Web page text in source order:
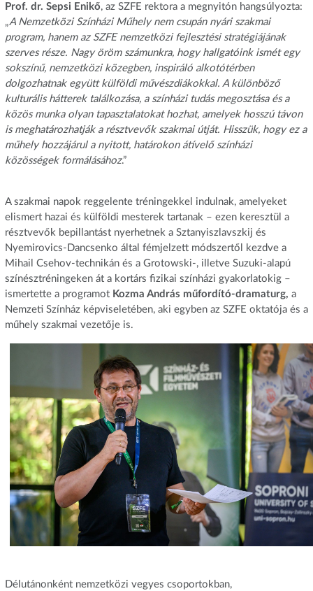
Prof. dr. Sepsi Enikő, az SZFE rektora a megnyitón hangsúlyozta:
„A Nemzetközi Színházi Műhely nem csupán nyári szakmai
program, hanem az SZFE nemzetközi fejlesztési stratégiájának
szerves része. Nagy öröm számunkra, hogy hallgatóink ismét egy
sokszínű, nemzetközi közegben, inspiráló alkotótérben
dolgozhatnak együtt külföldi művészdiákokkal. A különböző
kulturális hátterek találkozása, a színházi tudás megosztása és a
közös munka olyan tapasztalatokat hozhat, amelyek hosszú távon
is meghatározhatják a résztvevők szakmai útját. Hisszük, hogy ez a
műhely hozzájárul a nyitott, határokon átívelő színházi
közösségek formálásához.”
A szakmai napok reggelente tréningekkel indulnak, amelyeket
elismert hazai és külföldi mesterek tartanak – ezen keresztül a
résztvevők bepillantást nyerhetnek a Sztanyiszlavszkij és
Nyemirovics-Dancsenko által fémjelzett módszertől kezdve a
Mihail Csehov-technikán és a Grotowski-, illetve Suzuki-alapú
színésztréningeken át a kortárs fizikai színházi gyakorlatokig –
ismertette a programot Kozma András műfordító-dramaturg, a
Nemzeti Színház képviseletében, aki egyben az SZFE oktatója és a
műhely szakmai vezetője is.
Délutánonként nemzetközi vegyes csoportokban,